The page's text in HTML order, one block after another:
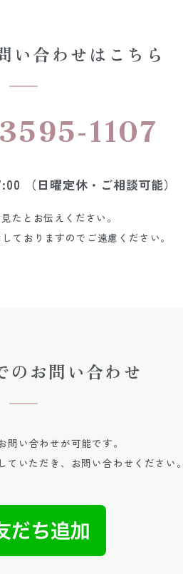
い合わせはこちら
1107
（日曜定休・ご相談可能）
たとお伝えください。
ておりますのでご遠慮ください。
お問い合わせ
問い合わせが可能です。
ていただき、お問い合わせください